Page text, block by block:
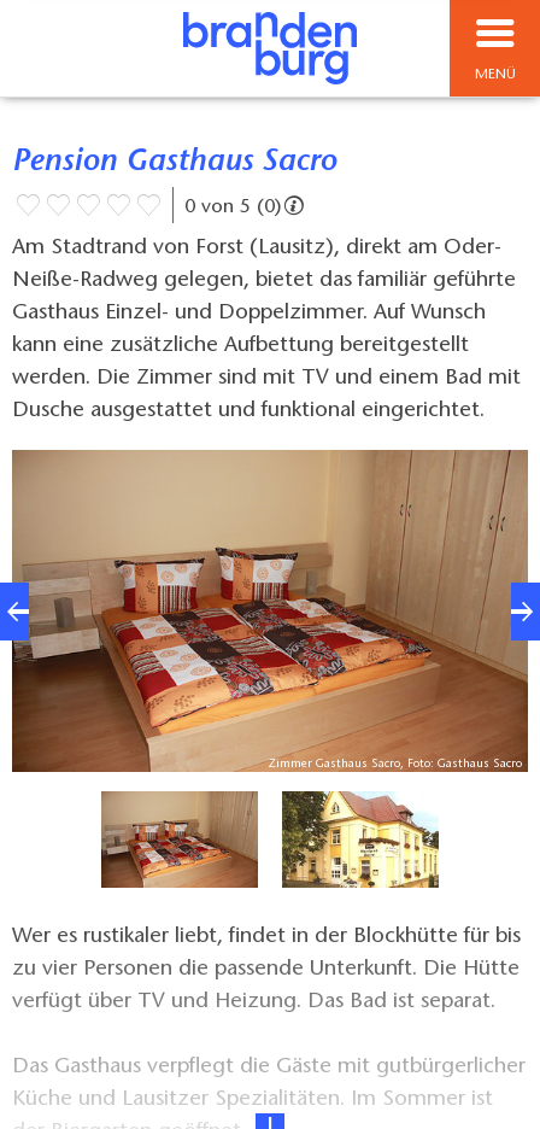
MENÜ
Pension Gasthaus Sacro
0 von 5 (0)
Am Stadtrand von Forst (Lausitz), direkt am Oder-
Neiße-Radweg gelegen, bietet das familiär geführte
Gasthaus Einzel- und Doppelzimmer. Auf Wunsch
kann eine zusätzliche Aufbettung bereitgestellt
werden. Die Zimmer sind mit TV und einem Bad mit
Dusche ausgestattet und funktional eingerichtet.
Zimmer Gasthaus Sacro, Foto: Gasthaus Sacro
Wer es rustikaler liebt, findet in der Blockhütte für bis
zu vier Personen die passende Unterkunft. Die Hütte
verfügt über TV und Heizung. Das Bad ist separat.
Das Gasthaus verpflegt die Gäste mit gutbürgerlicher
Küche und Lausitzer Spezialitäten. Im Sommer ist